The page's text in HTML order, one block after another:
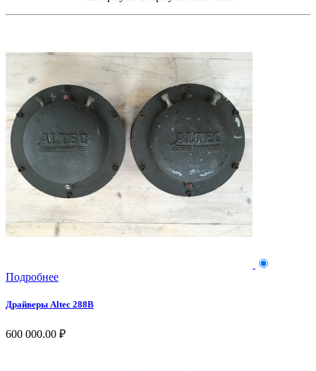
Подробнее
Драйверы Altec 288B
600 000.00 ₽